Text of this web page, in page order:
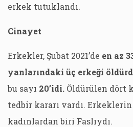
erkek tutuklandı.
Cinayet
Erkekler, Şubat 2021’de en az
yanlarındaki üç erkeği
bu sayı 20’idi. Öldürülen dört
tedbir kararı vardı.
kadınlardan biri Faslıydı.